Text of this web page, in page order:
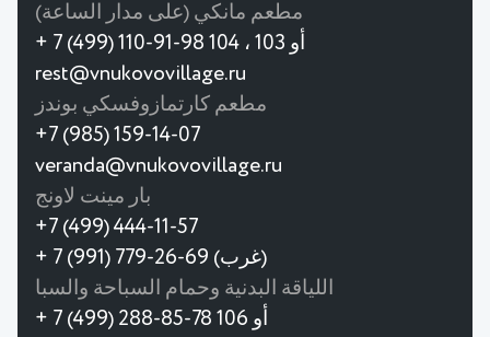
مطعم مانكي (على مدار الساعة)
+ 7 (499) 110-91-98 أو 103 ، 104
rest@vnukovovillage.ru
مطعم كارتمازوفسكي بوندز
+7 (985) 159-14-07
veranda@vnukovovillage.ru
بار مينت لاونج
+7 (499) 444-11-57
+ 7 (991) 779-26-69 (غرب)
اللياقة البدنية وحمام السباحة والسبا
+ 7 (499) 288-85-78 أو 106